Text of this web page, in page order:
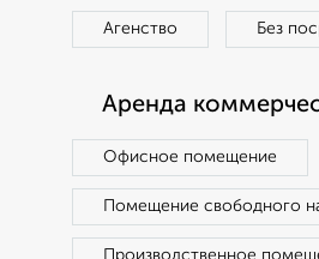
Агенство Без
Аренда
Офисное помещение
Помещение свободного
Производственное